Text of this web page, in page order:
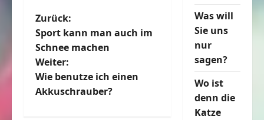
B
e
i
t
Zurück:
Sport kann man auch im
Schnee machen
Weiter:
Wie benutze ich einen
Akkuschrauber?
Was will
Sie uns
nur
sagen?
Wo ist
denn die
Katze